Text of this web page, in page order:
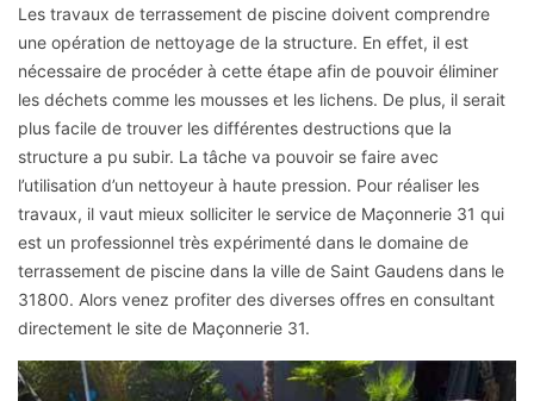
Les travaux de terrassement de piscine doivent comprendre
une opération de nettoyage de la structure. En effet, il est
nécessaire de procéder à cette étape afin de pouvoir éliminer
les déchets comme les mousses et les lichens. De plus, il serait
plus facile de trouver les différentes destructions que la
structure a pu subir. La tâche va pouvoir se faire avec
l’utilisation d’un nettoyeur à haute pression. Pour réaliser les
travaux, il vaut mieux solliciter le service de Maçonnerie 31 qui
est un professionnel très expérimenté dans le domaine de
terrassement de piscine dans la ville de Saint Gaudens dans le
31800. Alors venez profiter des diverses offres en consultant
directement le site de Maçonnerie 31.